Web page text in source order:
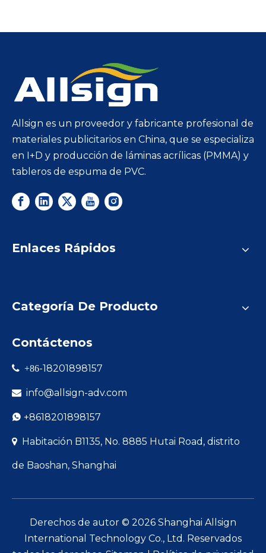
Allsign es un proveedor y fabricante profesional de
materiales publicitarios en China, que se especializa
en I+D y producción de láminas acrílicas (PMMA) y
tableros de espuma de PVC.
Enlaces Rápidos
Categoría De Producto
Contáctenos
 +86-18201898157
 info@allsign-adv.com
 +8618201898157
 Habitación B1135, No. 8885 Hutai Road, distrito
de Baoshan, Shanghai
Derechos de autor © 2026 Shanghai Allsign
International Technology Co., Ltd. Reservados